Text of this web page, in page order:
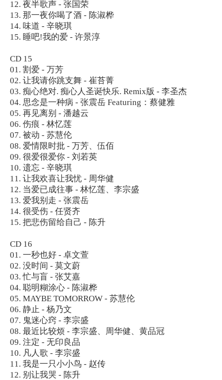
12. 夜半歌声 - 张国荣
13. 那一夜你喝了酒 - 陈淑桦
14. 味道 - 辛晓琪
15. 睡吧!我的爱 - 许景淳
CD 15
01. 割爱 - 万芳
02. 让我请你跳支舞 - 崔苔菁
03. 痴心绝对. 痴心人圣诞快乐. Remix版 - 李圣杰
04. 思念是一种病 - 张震岳 Featuring：蔡健雅
05. 再见离别 - 潘越云
06. 伤痕 - 林忆莲
07. 被动 - 苏慧伦
08. 爱情限时批 - 万芳、伍佰
09. 很爱很爱你 - 刘若英
10. 遗忘 - 辛晓琪
11. 让我欢喜让我忧 - 周华健
12. 当爱已成往事 - 林忆莲、李宗盛
13. 爱我别走 - 张震岳
14. 很受伤 - 任贤齐
15. 把悲伤留给自己 - 陈升
CD 16
01. 一秒也好 - 卓文萱
02. 没时间 - 莫文蔚
03. 忙与盲 - 张艾嘉
04. 聪明糊涂心 - 陈淑桦
05. MAYBE TOMORROW - 苏慧伦
06. 静止 - 杨乃文
07. 鬼迷心窍 - 李宗盛
08. 最近比较烦 - 李宗盛、周华健、黄品冠
09. 注定 - 无印良品
10. 凡人歌 - 李宗盛
11. 我是一只小小鸟 - 赵传
12. 别让我哭 - 陈升